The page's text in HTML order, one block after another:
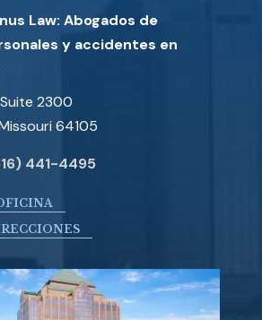
Law: Abogados de
y accidentes en
2300
64105
441-4495